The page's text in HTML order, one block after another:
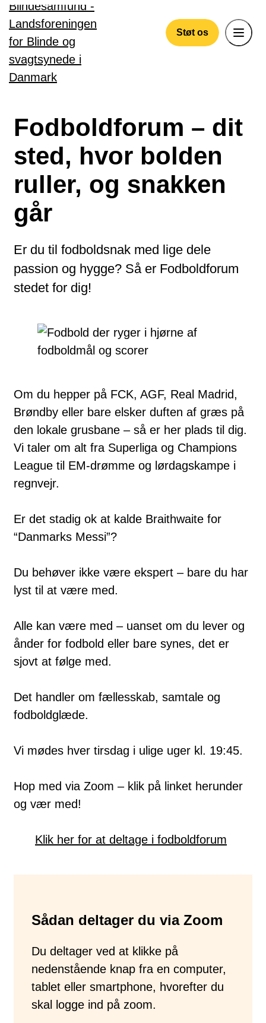
Gå til hovedindhold
Støt os
Fodboldforum – dit
sted, hvor bolden
ruller, og snakken
går
Er du til fodboldsnak med lige dele
passion og hygge? Så er Fodboldforum
stedet for dig!
Om du hepper på FCK, AGF, Real Madrid,
Brøndby eller bare elsker duften af græs på
den lokale grusbane – så er her plads til dig.
Vi taler om alt fra Superliga og Champions
League til EM-drømme og lørdagskampe i
regnvejr.
Er det stadig ok at kalde Braithwaite for
“Danmarks Messi”?
Du behøver ikke være ekspert – bare du har
lyst til at være med.
Alle kan være med – uanset om du lever og
ånder for fodbold eller bare synes, det er
sjovt at følge med.
Det handler om fællesskab, samtale og
fodboldglæde.
Vi mødes hver tirsdag i ulige uger kl. 19:45.
Hop med via Zoom – klik på linket herunder
og vær med!
Klik her for at deltage i fodboldforum
Sådan deltager du via Zoom
Du deltager ved at klikke på
nedenstående knap fra en computer,
tablet eller smartphone, hvorefter du
skal logge ind på zoom.